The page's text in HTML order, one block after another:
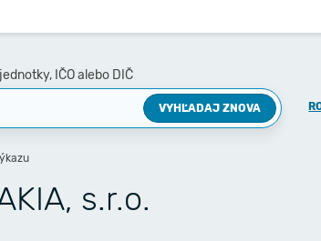
IČO alebo DIČ
VYHĽADAJ ZNOVA
s.r.o.